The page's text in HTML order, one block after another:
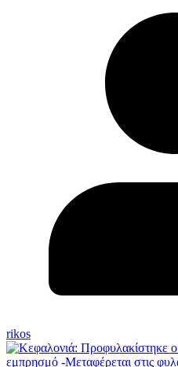
rikos